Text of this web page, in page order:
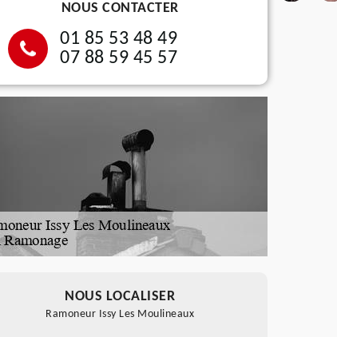
NOUS CONTACTER
01 85 53 48 49
07 88 59 45 57
NOUS LOCALISER
Ramoneur Issy Les Moulineaux